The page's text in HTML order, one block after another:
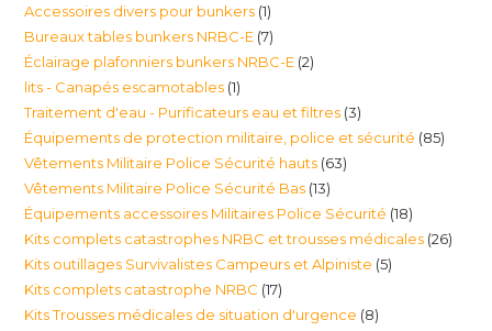
produits
Accessoires divers pour bunkers 11
produit
Bureaux tables bunkers NRBC-E 77
produits
Éclairage plafonniers bunkers NRBC-E 22
lits - Canapés escamotables 11
produit
Traitement d'eau - Purificateurs eau et filtres 33
produits
Équipements de protection militaire, police et sécurité 8585
Vêtements Militaire Police Sécurité hauts 6363
Vêtements Militaire Police Sécurité Bas 1313
produits
Équipements accessoires Militaires Police Sécurité 1818
produits
Kits complets catastrophes NRBC et trousses médicales 2626
Kits outillages Survivalistes Campeurs et Alpiniste 55
Kits complets catastrophe NRBC 1717
produits
Kits Trousses médicales de situation d'urgence 88